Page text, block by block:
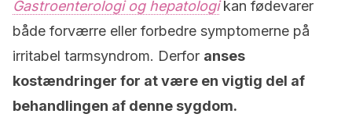
Gastroenterologi og hepatologikan fødevarer
både forværre eller forbedre symptomerne på
irritabel tarmsyndrom. Derfor anses
kostændringer for at være en vigtig del af
behandlingen af denne sygdom.